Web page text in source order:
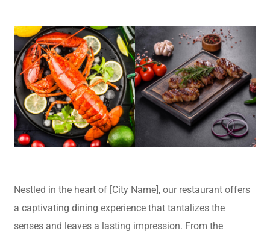
Nestled in the heart of [City Name], our restaurant offers
a captivating dining experience that tantalizes the
senses and leaves a lasting impression. From the